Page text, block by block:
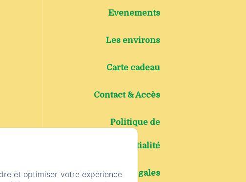
Evenements
Les environs
Carte cadeau
Contact & Accès
Politique de
confidentialité
Informations légales
et optimiser votre expérience